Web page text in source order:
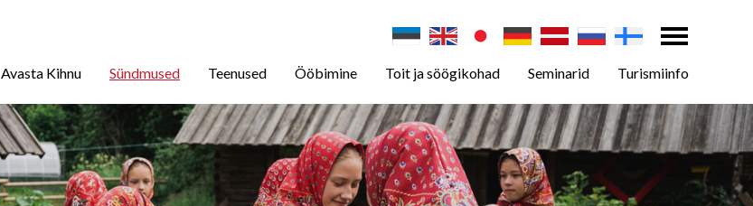
Avasta Kihnu Sündmused Teenused Ööbimine Toit ja söögikohad Seminarid Turismiinfo